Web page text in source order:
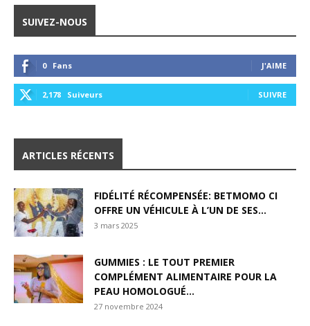
SUIVEZ-NOUS
0 Fans J'AIME
2,178 Suiveurs SUIVRE
ARTICLES RÉCENTS
FIDÉLITÉ RÉCOMPENSÉE: BETMOMO CI
OFFRE UN VÉHICULE À L’UN DE SES...
3 mars 2025
GUMMIES : LE TOUT PREMIER
COMPLÉMENT ALIMENTAIRE POUR LA
PEAU HOMOLOGUÉ...
27 novembre 2024